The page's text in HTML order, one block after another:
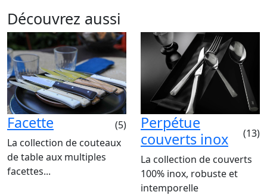
Découvrez aussi
Facette
(5)
La collection de couteaux
de table aux multiples
facettes...
Perpétue
couverts inox
(13)
La collection de couverts
100% inox, robuste et
intemporelle